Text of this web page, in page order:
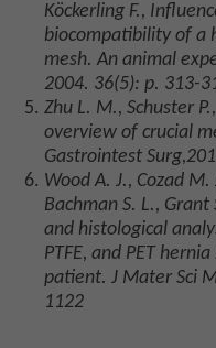
Köckerling F.,
biocompatibility of a
mesh. An animal
2004. 36(5): p. 313-
Zhu L. M., Schuster
overview of crucial
Gastrointest
Wood A. J., Cozad
Bachman S. L.,
and histological
PTFE, and PET
patient. J Mater Sci
1122